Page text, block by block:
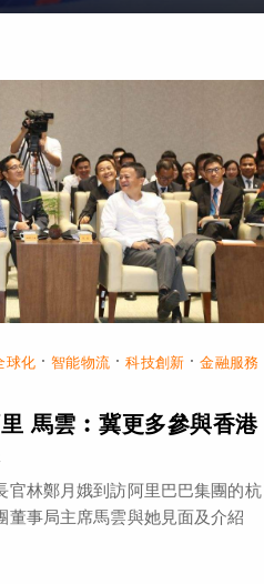
球化·智能物流·科技創新 ·金融服務
馬雲︰冀更多參與香港
官林鄭月娥到訪阿里巴巴集團的杭
董事局主席馬雲與她見面及介紹